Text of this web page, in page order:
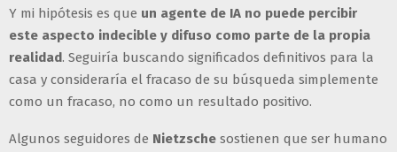
Y mi hipótesis es que un agente de IA no puede percibir
este aspecto indecible y difuso como parte de la propia
realidad. Seguiría buscando significados definitivos para la
casa y consideraría el fracaso de su búsqueda simplemente
como un fracaso, no como un resultado positivo.
Algunos seguidores de Nietzsche sostienen que ser humano